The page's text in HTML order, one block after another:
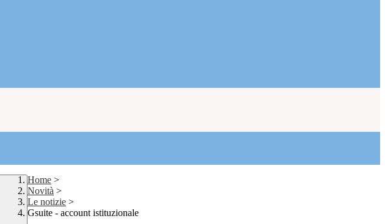
Home >
Novità >
Le notizie >
Gsuite - account istituzionale